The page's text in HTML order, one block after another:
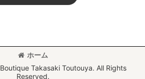
ホーム
Takasaki Toutouya. All Rights
Reserved.